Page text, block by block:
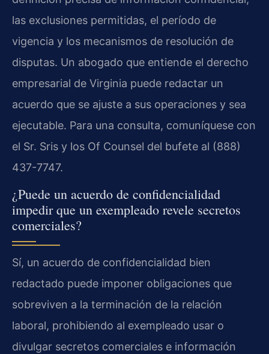
las exclusiones permitidas, el período de
vigencia y los mecanismos de resolución de
disputas. Un abogado que entiende el derecho
empresarial de Virginia puede redactar un
acuerdo que se ajuste a sus operaciones y sea
ejecutable. Para una consulta, comuníquese con
el Sr. Sris y los Of Counsel del bufete al (888)
437-7747.
¿Puede un acuerdo de confidencialidad
impedir que un exempleado revele secretos
comerciales?
Sí, un acuerdo de confidencialidad bien
redactado puede imponer obligaciones que
sobreviven a la terminación de la relación
laboral, prohibiendo al exempleado usar o
divulgar secretos comerciales e información